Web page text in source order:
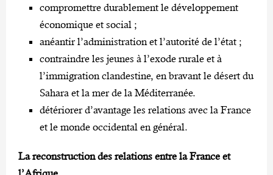
compromettre durablement le développement
économique et social ;
anéantir l’administration et l’autorité de l’état ;
contraindre les jeunes à l’exode rurale et à
l’immigration clandestine, en bravant le désert du
Sahara et la mer de la Méditerranée.
détériorer d’avantage les relations avec la France
et le monde occidental en général.
La reconstruction des relations entre la France et